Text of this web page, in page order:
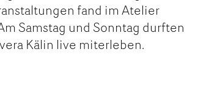
fand im Atelier
Samstag und Sonntag durften
Kälin live miterleben.